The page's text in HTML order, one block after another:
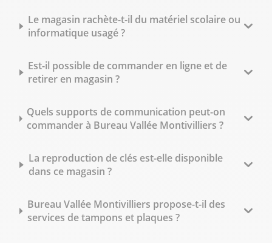
Le magasin rachète-t-il du matériel scolaire ou
informatique usagé ?
Est-il possible de commander en ligne et de
retirer en magasin ?
Quels supports de communication peut-on
commander à Bureau Vallée Montivilliers ?
La reproduction de clés est-elle disponible
dans ce magasin ?
Bureau Vallée Montivilliers propose-t-il des
services de tampons et plaques ?